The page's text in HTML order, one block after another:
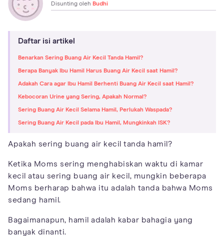
Disunting oleh Budhi
Daftar isi artikel
Benarkan Sering Buang Air Kecil Tanda Hamil?
Berapa Banyak Ibu Hamil Harus Buang Air Kecil saat Hamil?
Adakah Cara agar Ibu Hamil Berhenti Buang Air Kecil saat Hamil?
Kebocoran Urine yang Sering, Apakah Normal?
Sering Buang Air Kecil Selama Hamil, Perlukah Waspada?
Sering Buang Air Kecil pada Ibu Hamil, Mungkinkah ISK?
Apakah sering buang air kecil tanda hamil?
Ketika Moms sering menghabiskan waktu di kamar
kecil atau sering buang air kecil, mungkin beberapa
Moms berharap bahwa itu adalah tanda bahwa Moms
sedang hamil.
Bagaimanapun, hamil adalah kabar bahagia yang
banyak dinanti.